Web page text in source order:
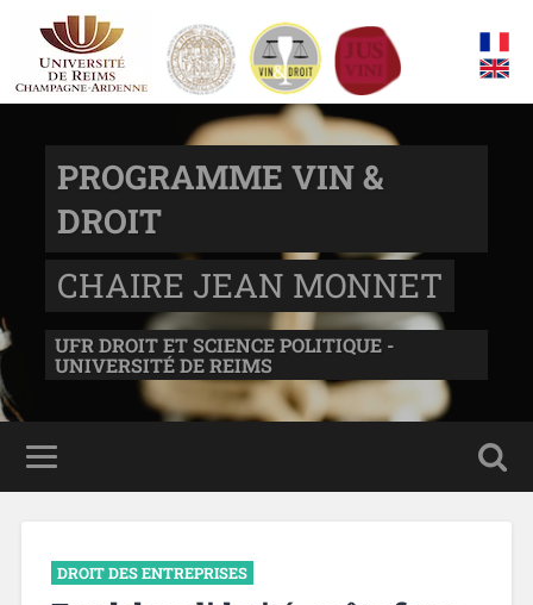
PROGRAMME VIN &
DROIT
CHAIRE JEAN MONNET
UFR DROIT ET SCIENCE POLITIQUE -
UNIVERSITÉ DE REIMS
DROIT DES ENTREPRISES